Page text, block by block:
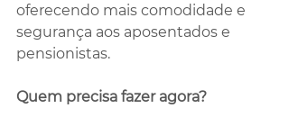
oferecendo mais comodidade e
segurança aos aposentados e
pensionistas.
Quem precisa fazer agora?